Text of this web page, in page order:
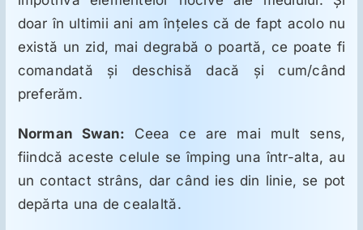
doar în ultimii ani am înţeles că de fapt acolo nu
există un zid, mai degrabă o poartă, ce poate fi
comandată şi deschisă dacă şi cum/când
preferăm.
Norman Swan: Ceea ce are mai mult sens,
fiindcă aceste celule se împing una într-alta, au
un contact strâns, dar când ies din linie, se pot
depărta una de cealaltă.